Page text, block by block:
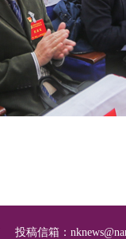
投稿信箱：